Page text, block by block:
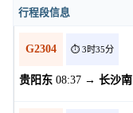
行程段信息
G2304 ⏱️ 3时35分
贵阳东 08:37 → 长沙南